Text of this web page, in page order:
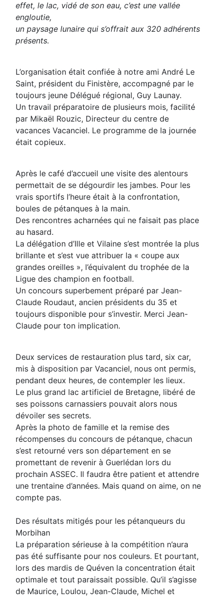
effet, le lac, vidé de son eau, c’est une vallée
engloutie,
un paysage lunaire qui s’offrait aux 320 adhérents
présents.
L’organisation était confiée à notre ami André Le
Saint, président du Finistère, accompagné par le
toujours jeune Délégué régional, Guy Launay.
Un travail préparatoire de plusieurs mois, facilité
par Mikaël Rouzic, Directeur du centre de
vacances Vacanciel. Le programme de la journée
était copieux.
Après le café d’accueil une visite des alentours
permettait de se dégourdir les jambes. Pour les
vrais sportifs l’heure était à la confrontation,
boules de pétanques à la main.
Des rencontres acharnées qui ne faisait pas place
au hasard.
La délégation d’Ille et Vilaine s’est montrée la plus
brillante et s’est vue attribuer la « coupe aux
grandes oreilles », l’équivalent du trophée de la
Ligue des champion en football.
Un concours superbement préparé par Jean-
Claude Roudaut, ancien présidents du 35 et
toujours disponible pour s’investir. Merci Jean-
Claude pour ton implication.
Deux services de restauration plus tard, six car,
mis à disposition par Vacanciel, nous ont permis,
pendant deux heures, de contempler les lieux.
Le plus grand lac artificiel de Bretagne, libéré de
ses poissons carnassiers pouvait alors nous
dévoiler ses secrets.
Après la photo de famille et la remise des
récompenses du concours de pétanque, chacun
s’est retourné vers son département en se
promettant de revenir à Guerlédan lors du
prochain ASSEC. Il faudra être patient et attendre
une trentaine d’années. Mais quand on aime, on ne
compte pas.
Des résultats mitigés pour les pétanqueurs du
Morbihan
La préparation sérieuse à la compétition n’aura
pas été suffisante pour nos couleurs. Et pourtant,
lors des mardis de Quéven la concentration était
optimale et tout paraissait possible. Qu’il s’agisse
de Maurice, Loulou, Jean-Claude, Michel et